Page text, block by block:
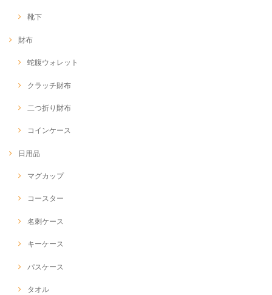
靴下
財布
蛇腹ウォレット
クラッチ財布
二つ折り財布
コインケース
日用品
マグカップ
コースター
名刺ケース
キーケース
パスケース
タオル